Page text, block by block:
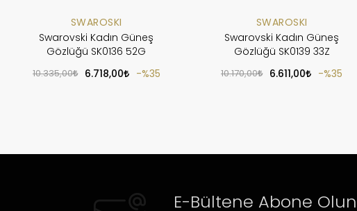
SWAROSKI
Swarovski Kadın Güneş
Gözlüğü SK0136 52G
10.335,00 6.718,00 %35
SWAROSKI
Swarovski Kadın Güneş
Gözlüğü SK0139 33Z
10.170,00 6.611,00 %35
E-Bültene Abone Olun